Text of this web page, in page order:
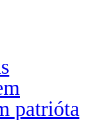
patrióta